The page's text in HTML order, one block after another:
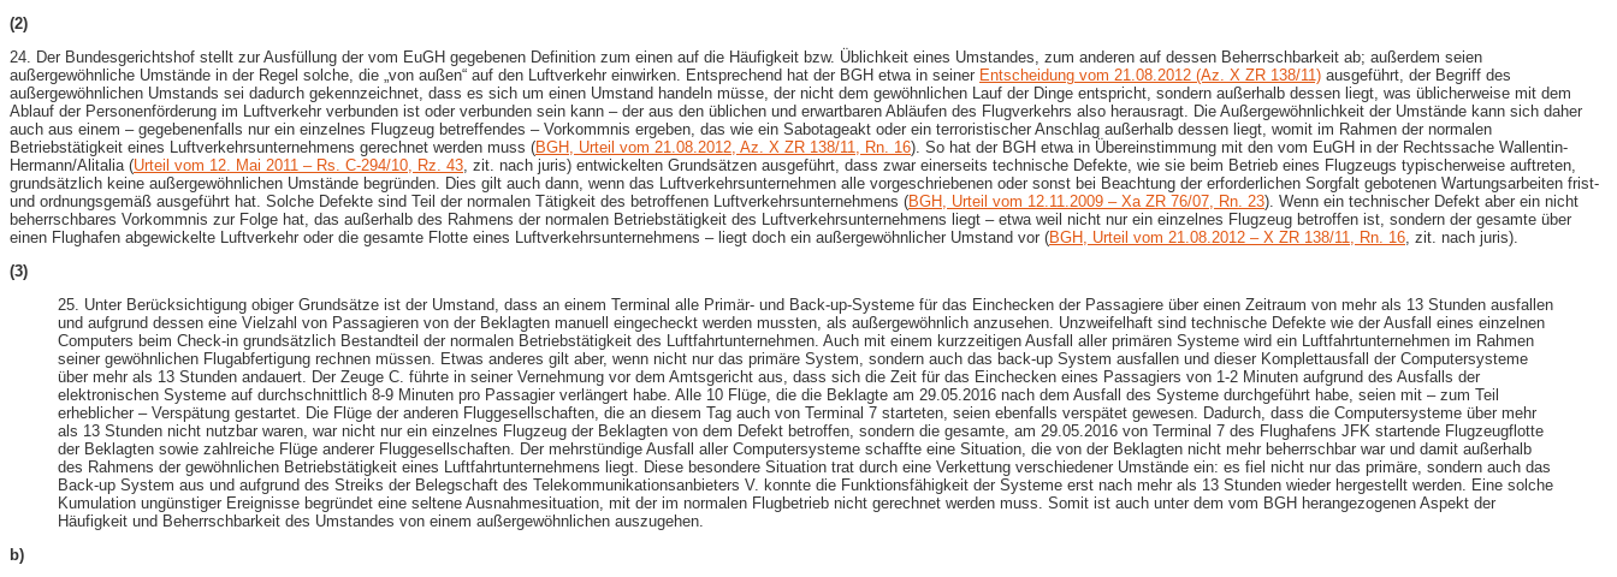
(2)
24. Der Bundesgerichtshof stellt zur Ausfüllung der vom EuGH gegebenen Definition zum einen auf die Häufigkeit bzw. Üblichkeit eines Umstandes, zum anderen auf dessen Beherrschbarkeit ab; außerdem seien
außergewöhnliche Umstände in der Regel solche, die „von außen“ auf den Luftverkehr einwirken. Entsprechend hat der BGH etwa in seiner Entscheidung vom 21.08.2012 (Az. X ZR 138/11) ausgeführt, der Begriff des
außergewöhnlichen Umstands sei dadurch gekennzeichnet, dass es sich um einen Umstand handeln müsse, der nicht dem gewöhnlichen Lauf der Dinge entspricht, sondern außerhalb dessen liegt, was üblicherweise mit dem
Ablauf der Personenförderung im Luftverkehr verbunden ist oder verbunden sein kann – der aus den üblichen und erwartbaren Abläufen des Flugverkehrs also herausragt. Die Außergewöhnlichkeit der Umstände kann sich daher
auch aus einem – gegebenenfalls nur ein einzelnes Flugzeug betreffendes – Vorkommnis ergeben, das wie ein Sabotageakt oder ein terroristischer Anschlag außerhalb dessen liegt, womit im Rahmen der normalen
Betriebstätigkeit eines Luftverkehrsunternehmens gerechnet werden muss (BGH, Urteil vom 21.08.2012, Az. X ZR 138/11, Rn. 16). So hat der BGH etwa in Übereinstimmung mit den vom EuGH in der Rechtssache Wallentin-​
Hermann/Alitalia (Urteil vom 12. Mai 2011 – Rs. C-​294/10, Rz. 43 , zit. nach juris) entwickelten Grundsätzen ausgeführt, dass zwar einerseits technische Defekte, wie sie beim Betrieb eines Flugzeugs typischerweise auftreten,
grundsätzlich keine außergewöhnlichen Umstände begründen. Dies gilt auch dann, wenn das Luftverkehrsunternehmen alle vorgeschriebenen oder sonst bei Beachtung der erforderlichen Sorgfalt gebotenen Wartungsarbeiten frist-
und ordnungsgemäß ausgeführt hat. Solche Defekte sind Teil der normalen Tätigkeit des betroffenen Luftverkehrsunternehmens (BGH, Urteil vom 12.11.2009 – Xa ZR 76/07, Rn. 23). Wenn ein technischer Defekt aber ein nicht
beherrschbares Vorkommnis zur Folge hat, das außerhalb des Rahmens der normalen Betriebstätigkeit des Luftverkehrsunternehmens liegt – etwa weil nicht nur ein einzelnes Flugzeug betroffen ist, sondern der gesamte über
einen Flughafen abgewickelte Luftverkehr oder die gesamte Flotte eines Luftverkehrsunternehmens – liegt doch ein außergewöhnlicher Umstand vor (BGH, Urteil vom 21.08.2012 – X ZR 138/11, Rn. 16 , zit. nach juris).
(3)
25. Unter Berücksichtigung obiger Grundsätze ist der Umstand, dass an einem Terminal alle Primär- und Back-​up-​Systeme für das Einchecken der Passagiere über einen Zeitraum von mehr als 13 Stunden ausfallen
und aufgrund dessen eine Vielzahl von Passagieren von der Beklagten manuell eingecheckt werden mussten, als außergewöhnlich anzusehen. Unzweifelhaft sind technische Defekte wie der Ausfall eines einzelnen
Computers beim Check-​in grundsätzlich Bestandteil der normalen Betriebstätigkeit des Luftfahrtunternehmen. Auch mit einem kurzzeitigen Ausfall aller primären Systeme wird ein Luftfahrtunternehmen im Rahmen
seiner gewöhnlichen Flugabfertigung rechnen müssen. Etwas anderes gilt aber, wenn nicht nur das primäre System, sondern auch das back-​up System ausfallen und dieser Komplettausfall der Computersysteme
über mehr als 13 Stunden andauert. Der Zeuge C. führte in seiner Vernehmung vor dem Amtsgericht aus, dass sich die Zeit für das Einchecken eines Passagiers von 1-​2 Minuten aufgrund des Ausfalls der
elektronischen Systeme auf durchschnittlich 8-​9 Minuten pro Passagier verlängert habe. Alle 10 Flüge, die die Beklagte am 29.05.2016 nach dem Ausfall des Systeme durchgeführt habe, seien mit – zum Teil
erheblicher – Verspätung gestartet. Die Flüge der anderen Fluggesellschaften, die an diesem Tag auch von Terminal 7 starteten, seien ebenfalls verspätet gewesen. Dadurch, dass die Computersysteme über mehr
als 13 Stunden nicht nutzbar waren, war nicht nur ein einzelnes Flugzeug der Beklagten von dem Defekt betroffen, sondern die gesamte, am 29.05.2016 von Terminal 7 des Flughafens JFK startende Flugzeugflotte
der Beklagten sowie zahlreiche Flüge anderer Fluggesellschaften. Der mehrstündige Ausfall aller Computersysteme schaffte eine Situation, die von der Beklagten nicht mehr beherrschbar war und damit außerhalb
des Rahmens der gewöhnlichen Betriebstätigkeit eines Luftfahrtunternehmens liegt. Diese besondere Situation trat durch eine Verkettung verschiedener Umstände ein: es fiel nicht nur das primäre, sondern auch das
Back-​up System aus und aufgrund des Streiks der Belegschaft des Telekommunikationsanbieters V. konnte die Funktionsfähigkeit der Systeme erst nach mehr als 13 Stunden wieder hergestellt werden. Eine solche
Kumulation ungünstiger Ereignisse begründet eine seltene Ausnahmesituation, mit der im normalen Flugbetrieb nicht gerechnet werden muss. Somit ist auch unter dem vom BGH herangezogenen Aspekt der
Häufigkeit und Beherrschbarkeit des Umstandes von einem außergewöhnlichen auszugehen.
b)